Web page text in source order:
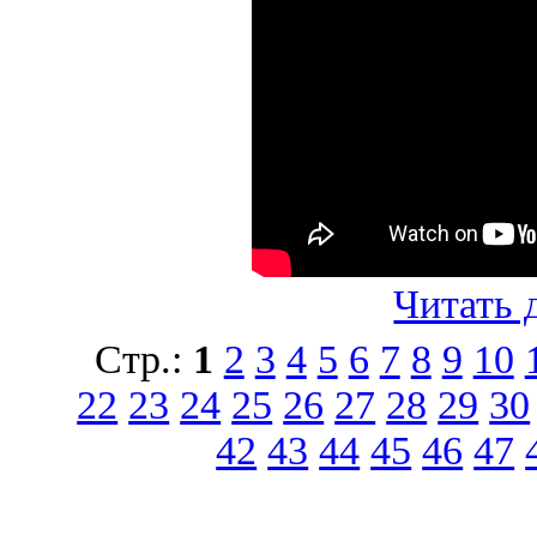
Читать
Стр.: 1 2 3 4 5 6 7 8 9 10
22 23 24 25 26 27 28 29 30
42 43 44 45 46 47